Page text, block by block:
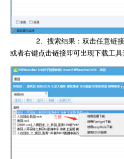
2、搜索结果：双击任意链接
或者右键点击链接即可出现下载工具